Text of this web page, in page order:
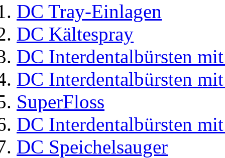
DC Tray-Einlagen
DC Kältespray
DC Interdentalbürsten
DC Interdentalbürsten
SuperFloss
DC Interdentalbürsten
DC Speichelsauger